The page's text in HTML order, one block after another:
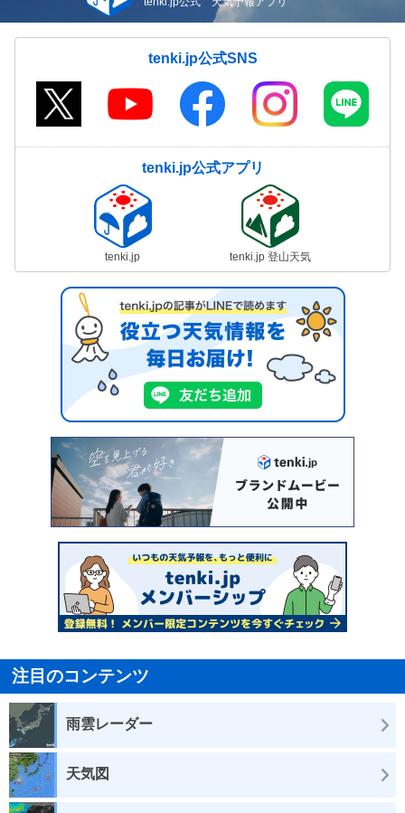
tenki.jp公式SNS
tenki.jp公式アプリ
tenki.jp tenki.jp 登山天気
注目のコンテンツ
雨雲レーダー
天気図